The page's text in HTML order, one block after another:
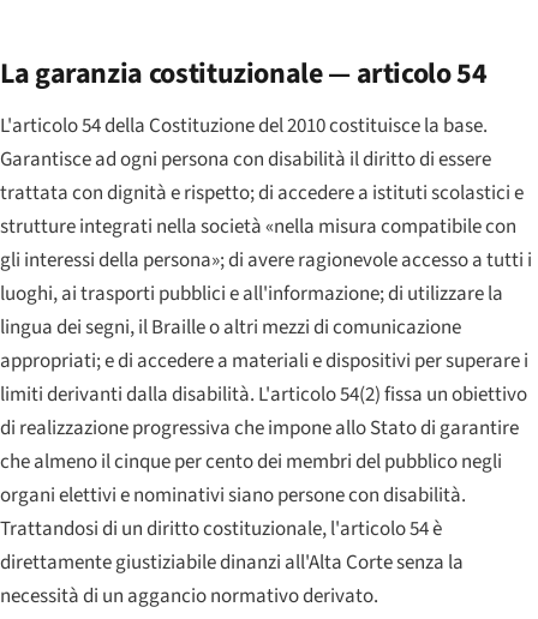
La garanzia costituzionale — articolo 54
L'articolo 54 della Costituzione del 2010 costituisce la base.
Garantisce ad ogni persona con disabilità il diritto di essere
trattata con dignità e rispetto; di accedere a istituti scolastici e
strutture integrati nella società «nella misura compatibile con
gli interessi della persona»; di avere ragionevole accesso a tutti i
luoghi, ai trasporti pubblici e all'informazione; di utilizzare la
lingua dei segni, il Braille o altri mezzi di comunicazione
appropriati; e di accedere a materiali e dispositivi per superare i
limiti derivanti dalla disabilità. L'articolo 54(2) fissa un obiettivo
di realizzazione progressiva che impone allo Stato di garantire
che almeno il cinque per cento dei membri del pubblico negli
organi elettivi e nominativi siano persone con disabilità.
Trattandosi di un diritto costituzionale, l'articolo 54 è
direttamente giustiziabile dinanzi all'Alta Corte senza la
necessità di un aggancio normativo derivato.